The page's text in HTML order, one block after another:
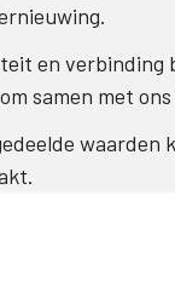
en verbinding
samen met